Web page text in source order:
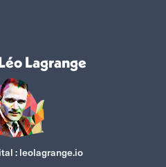
Lagrange
: leolagrange.io